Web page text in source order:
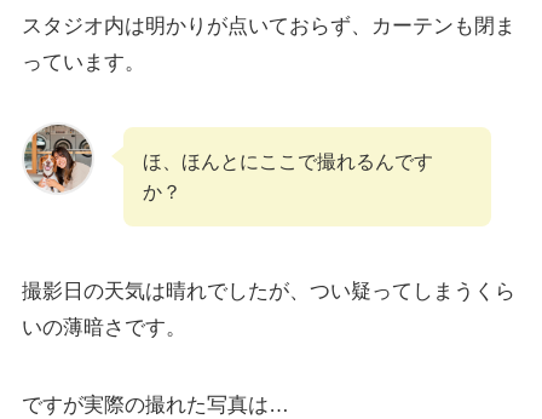
スタジオ内は明かりが点いておらず、カーテンも閉ま
っています。
ほ、ほんとにここで撮れるんです
か？
撮影日の天気は晴れでしたが、つい疑ってしまうくら
いの薄暗さです。
ですが実際の撮れた写真は…